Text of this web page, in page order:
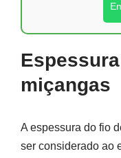
miçangas
A espessura do fio
ser considerado ao